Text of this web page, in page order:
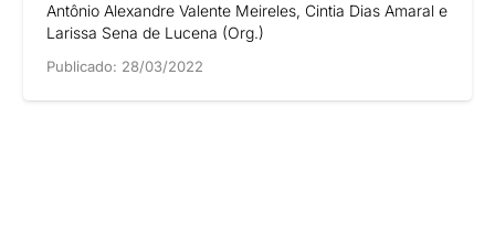
Antônio Alexandre Valente Meireles, Cintia Dias Amaral e
Larissa Sena de Lucena (Org.)
Publicado: 28/03/2022